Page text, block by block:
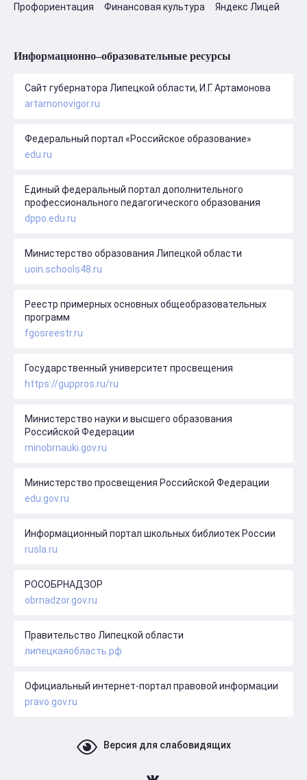
Профориентация
Финансовая культура Яндекс Лицей
Информационно–образовательные ресурсы
Сайт губернатора Липецкой области, И.Г. Артамонова
artamonovigor.ru
Федеральный портал «Российское образование»
edu.ru
Единый федеральный портал дополнительного
профессионального педагогического образования
dppo.edu.ru
Министерство образования Липецкой области
uoin.schools48.ru
Реестр примерных основных общеобразовательных
программ
fgosreestr.ru
Государственный университет просвещения
https://guppros.ru/ru
Министерство науки и высшего образования
Российской Федерации
minobrnauki.gov.ru
Министерство просвещения Российской Федерации
edu.gov.ru
Информационный портал школьных библиотек России
rusla.ru
РОСОБРНАДЗОР
obrnadzor.gov.ru
Правительство Липецкой области
липецкаяобласть.рф
Официальный интернет-портал правовой информации
pravo.gov.ru
Версия для слабовидящих